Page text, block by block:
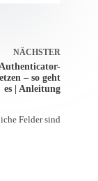
NÄCHSTER
– so geht
es | Anleitung
Felder sind